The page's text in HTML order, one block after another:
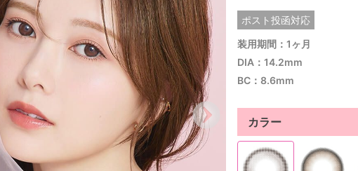
ポスト投函対応
装用期間：1ヶ月
DIA：14.2mm
BC：8.6mm
カラー